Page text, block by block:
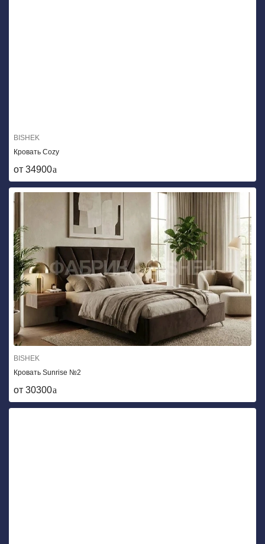
BISHEK
Кровать Cozy
от 34900
BISHEK
Кровать Sunrise №2
от 30300